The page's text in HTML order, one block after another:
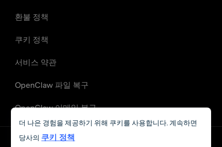
환불 정책
쿠키 정책
서비스 약관
OpenClaw 파일 복구
OpenClaw 이메일 복구
더 나은 경험을 제공하기 위해 쿠키를 사용합니다. 계속하면
당사의 쿠키 정책